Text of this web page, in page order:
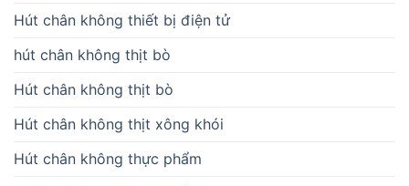
Hút chân không thiết bị điện tử
hút chân không thịt bò
Hút chân không thịt bò
Hút chân không thịt xông khói
Hút chân không thực phẩm